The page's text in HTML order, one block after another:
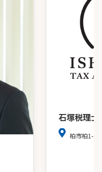
石塚税理士
柏市柏1-7-